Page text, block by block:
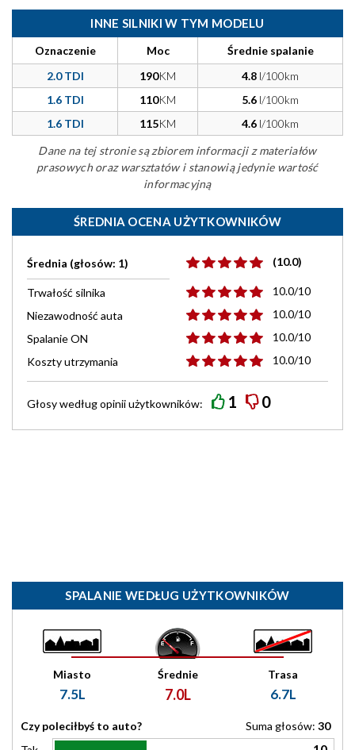
INNE SILNIKI W TYM MODELU
Oznaczenie Moc
Średnie spalanie
2.0 TDI
190KM 4.8 l/100km
1.6 TDI
110KM 5.6 l/100km
1.6 TDI
115KM 4.6 l/100km
Dane na tej stronie są zbiorem informacji z materiałów
prasowych oraz warsztatów i stanowią jedynie wartość
informacyjną
ŚREDNIA OCENA UŻYTKOWNIKÓW
Średnia (głosów: 1) (10.0)
Trwałość silnika
10.0/10
Niezawodność auta
10.0/10
Spalanie ON
10.0/10
Koszty utrzymania
10.0/10
Głosy wedługopiniiużytkowników: 1 0
SPALANIE WEDŁUG UŻYTKOWNIKÓW
Miasto
7.5L
Średnie
7.0L
Trasa
6.7L
Czy poleciłbyś to auto? Suma głosów: 30